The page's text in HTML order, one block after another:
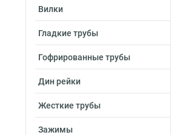
Вилки
Гладкие трубы
Гофрированные трубы
Дин рейки
Жесткие трубы
Зажимы